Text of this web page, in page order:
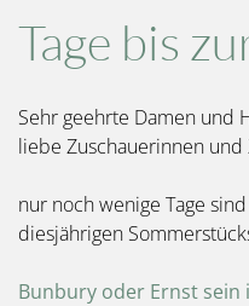
Tage bis
Sehr geehrte Damen und
liebe Zuschauerinnen und
nur noch wenige Tage
diesjährigen
Bunbury oder Ernst sein